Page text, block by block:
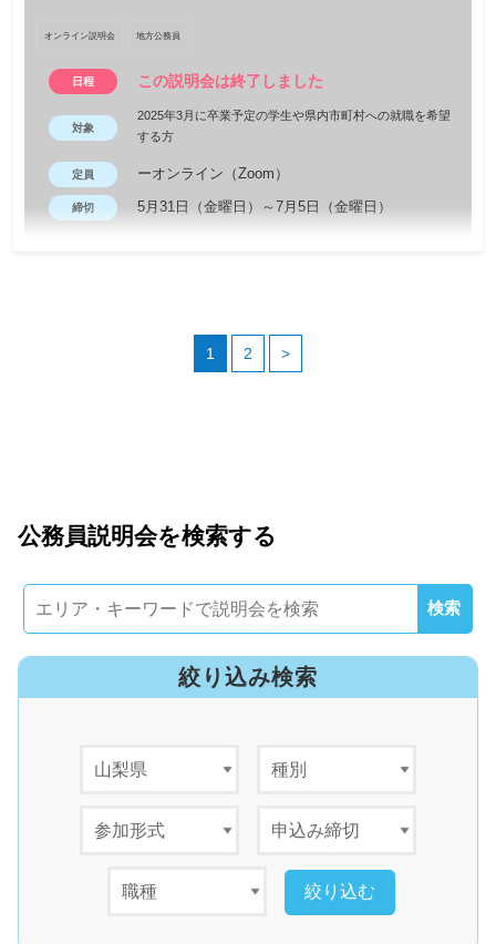
オンライン説明会 地方公務員
日程 この説明会は終了しました
対象
2025年3月に卒業予定の学生や県内市町村への就職を希望
する方
定員 ーオンライン（Zoom）
締切 5月31日（金曜日）～7月5日（金曜日）
るチャンスです！ご参加お待ちしております！ 【参加自治体】甲
府市、富士吉田市、都留市、大月市、韮崎市、南アルプス市、甲
1 2 >
公務員説明会を検索する
絞り込み検索